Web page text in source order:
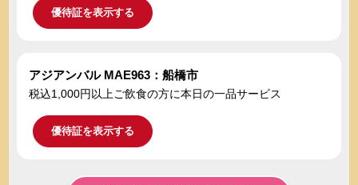
優待証を表示する
アジアンバル MAE963：船橋市
税込1,000円以上ご飲食の方に本日の一品サービス
優待証を表示する